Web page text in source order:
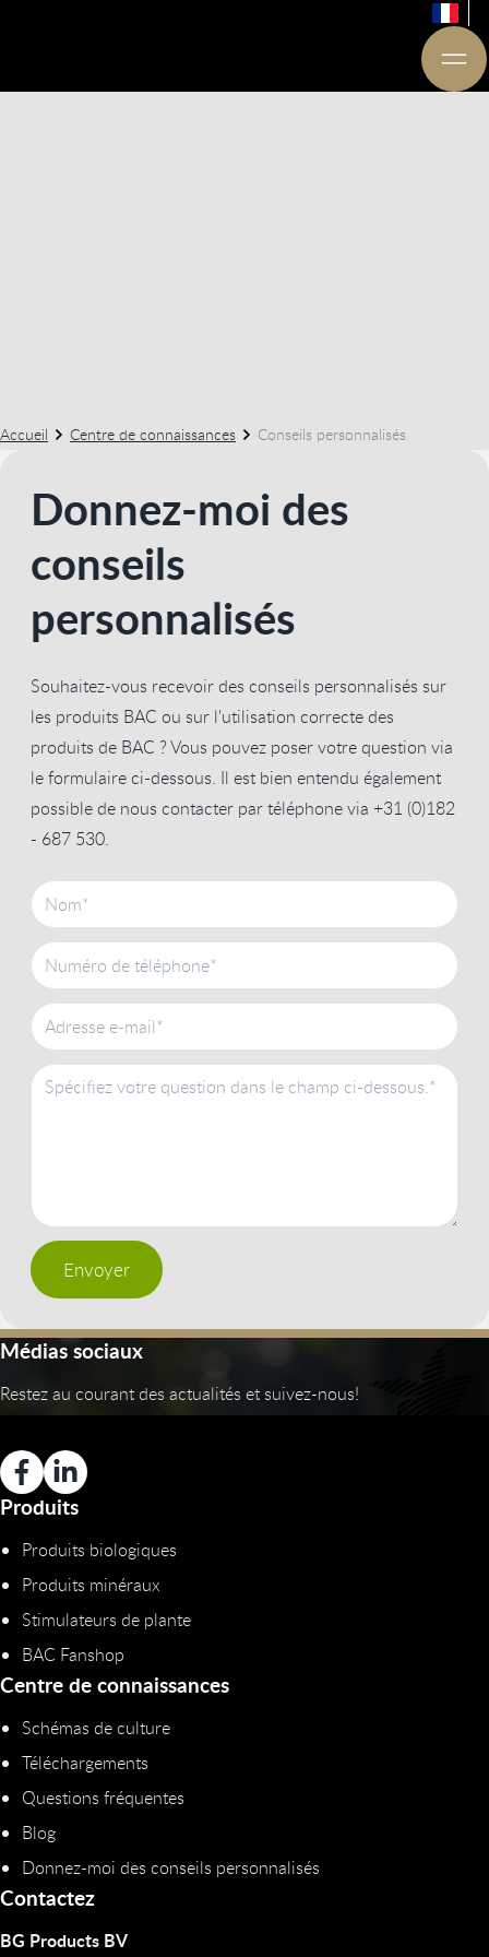
Accueil Centre de connaissances Conseils personnalisés
Donnez-moi des
conseils
personnalisés
Souhaitez-vous recevoir des conseils personnalisés sur
les produits BAC ou sur l'utilisation correcte des
produits de BAC ? Vous pouvez poser votre question via
le formulaire ci-dessous. Il est bien entendu également
possible de nous contacter par téléphone via +31 (0)182
- 687 530.
Envoyer
Médias sociaux
Restez au courant des actualités et suivez-nous!
Produits
Produits biologiques
Produits minéraux
Stimulateurs de plante
BAC Fanshop
Centre de connaissances
Schémas de culture
Téléchargements
Questions fréquentes
Blog
Donnez-moi des conseils personnalisés
Contactez
BG Products BV